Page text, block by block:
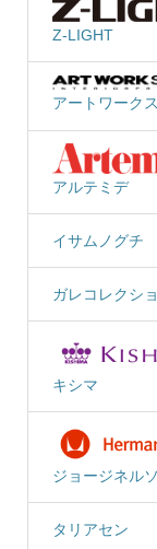
Z-LIGHT
アートワーク
アルテミデ
イサムノグチ
ガレコレクシ
キシマ
ジョージネル
タリアセン